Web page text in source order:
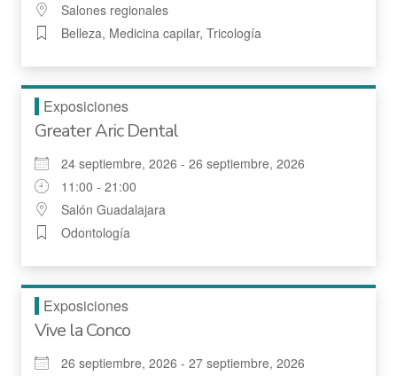
Salones regionales
Belleza, Medicina capilar, Tricología
Exposiciones
Greater Aric Dental
24 septiembre, 2026 - 26 septiembre, 2026
11:00 - 21:00
Salón Guadalajara
Odontología
Exposiciones
Vive la Conco
26 septiembre, 2026 - 27 septiembre, 2026